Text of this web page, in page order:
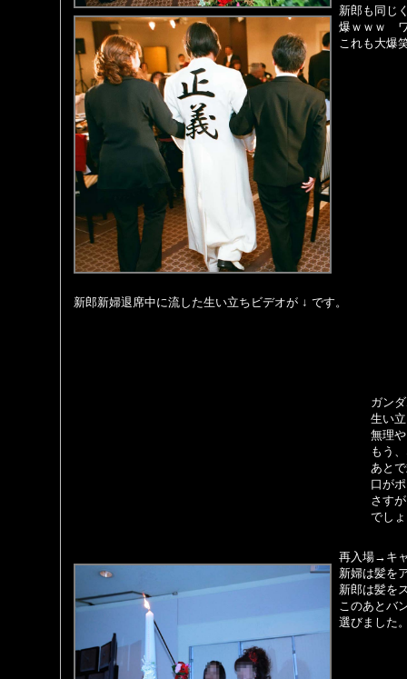
新郎新婦退席中に流した生い立ちビデオが ↓ です。
再入場→キ
新婦は髪を
新郎は髪を
このあとバ
選びました
ガン
生い
無理
もう
あと
口が
さす
でし
新郎も同じ
爆ｗｗｗ ワ
これも大爆